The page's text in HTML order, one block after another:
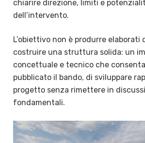
chiarire direzione, limiti e
dell’intervento.
L’obiettivo non è produrre elaborati
costruire una struttura solida: un
concettuale e tecnico che
pubblicato il bando, di sviluppare
progetto senza rimettere in
fondamentali.